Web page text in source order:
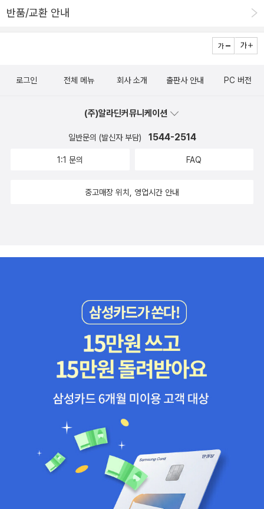
반품/교환 안내
로그인 전체 메뉴 회사 소개 출판사 안내 PC 버전
(주)알라딘커뮤니케이션
일반문의 (발신자 부담) 1544-2514
1:1 문의 FAQ
중고매장 위치, 영업시간 안내